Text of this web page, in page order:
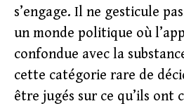
s’engage. Il ne gesticule
un monde politique où
confondue avec la
cette catégorie rare de
être jugés sur ce qu’ils